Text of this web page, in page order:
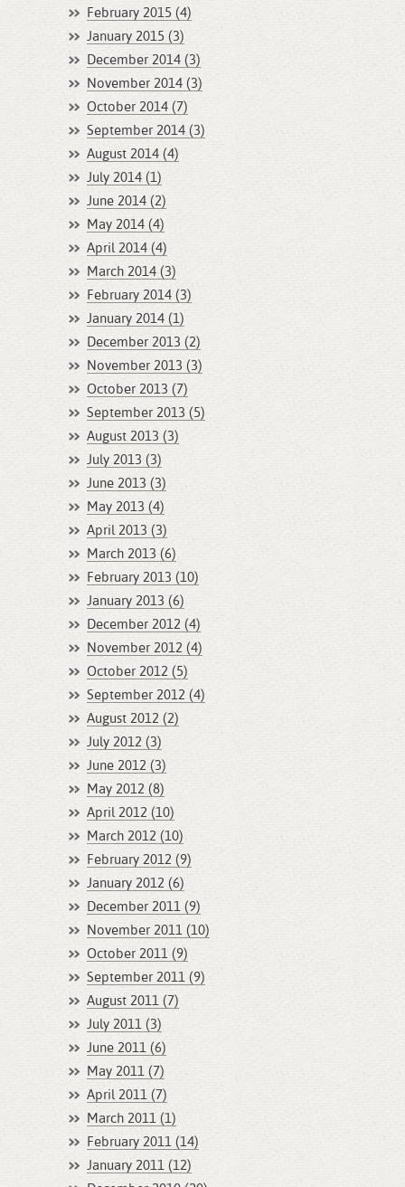
February 2015 (4)
January 2015 (3)
December 2014 (3)
November 2014 (3)
October 2014 (7)
September 2014 (3)
August 2014 (4)
July 2014 (1)
June 2014 (2)
May 2014 (4)
April 2014 (4)
March 2014 (3)
February 2014 (3)
January 2014 (1)
December 2013 (2)
November 2013 (3)
October 2013 (7)
September 2013 (5)
August 2013 (3)
July 2013 (3)
June 2013 (3)
May 2013 (4)
April 2013 (3)
March 2013 (6)
February 2013 (10)
January 2013 (6)
December 2012 (4)
November 2012 (4)
October 2012 (5)
September 2012 (4)
August 2012 (2)
July 2012 (3)
June 2012 (3)
May 2012 (8)
April 2012 (10)
March 2012 (10)
February 2012 (9)
January 2012 (6)
December 2011 (9)
November 2011 (10)
October 2011 (9)
September 2011 (9)
August 2011 (7)
July 2011 (3)
June 2011 (6)
May 2011 (7)
April 2011 (7)
March 2011 (1)
February 2011 (14)
January 2011 (12)